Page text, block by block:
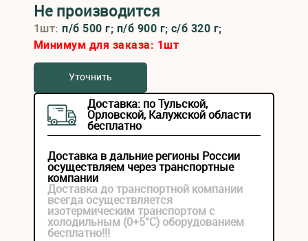
Не производится
1шт:п/б 500 г; п/б 900 г; с/б 320 г;
Минимум для заказа: 1шт
Уточнить
Доставка: по Тульской,
Орловской, Калужской области
бесплатно
Доставка в дальние регионы России
осуществляем через транспортные
компании
Доставка до транспортной компании
всегда осуществляется
изотермическим транспортом с
холодильным (0+5°С) оборудованием
бесплатно!!!